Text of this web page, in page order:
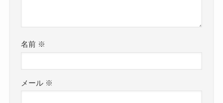
名前 ※
メール ※